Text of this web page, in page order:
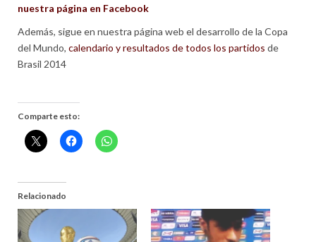
nuestra página en Facebook
Además, sigue en nuestra página web el desarrollo de la Copa
del Mundo, calendario y resultados de todos los partidos de
Brasil 2014
Comparte esto:
Relacionado